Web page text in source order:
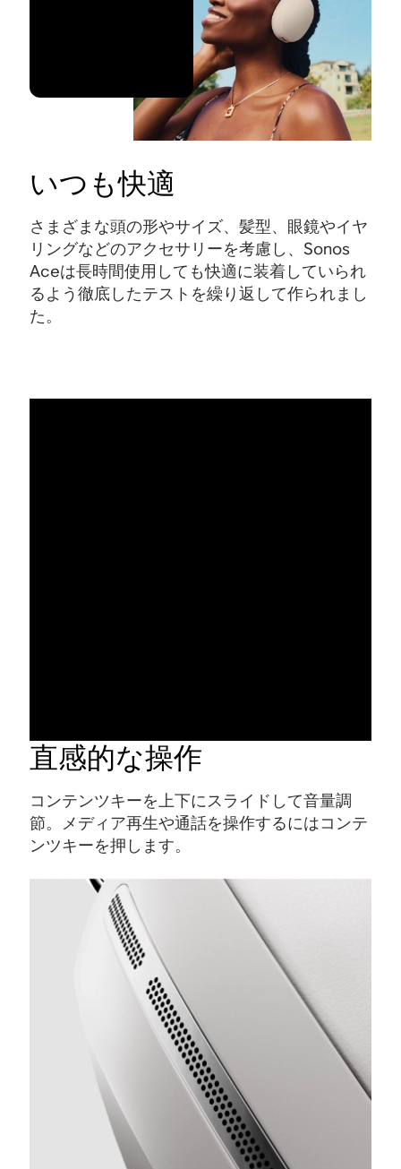
いつも快適
さまざまな頭の形やサイズ、髪型、眼鏡やイヤ
リングなどのアクセサリーを考慮し、Sonos
Aceは長時間使用しても快適に装着していられ
るよう徹底したテストを繰り返して作られまし
た。
直感的な操作
コンテンツキーを上下にスライドして音量調
節。メディア再生や通話を操作するにはコンテ
ンツキーを押します。